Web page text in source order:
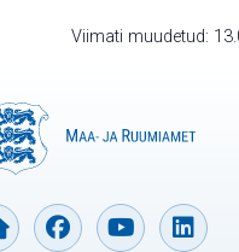
Viimati muudetud: